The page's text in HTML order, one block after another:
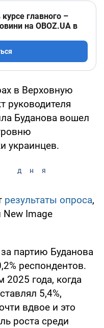
главного –
на OBOZ.UA в
в Верховную
руководителя
Буданова вошел
украинцев.
дня
результаты опроса,
New Image
партию Буданова
респондентов.
года, когда
5,4%,
вдвое и это
роста среди